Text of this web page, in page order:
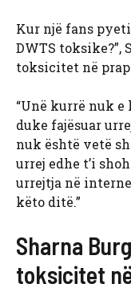
Kur një fans
DWTS toksike?”,
toksicitet në
“Unë kurrë nuk e
duke fajësuar
nuk është vetë
urrej edhe t’i
urrejtja në
këto ditë.”
Sharna
toksicitet